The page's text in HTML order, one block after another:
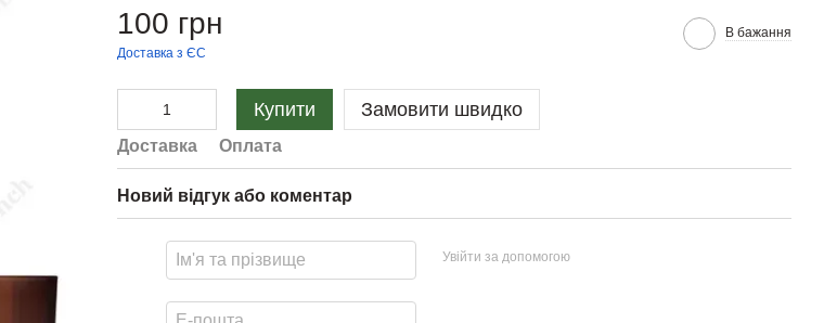
100 грн
Доставка з ЄС
В бажання
Купити Замовити швидко
Доставка Оплата
Новий відгук або коментар
Увійти за допомогою